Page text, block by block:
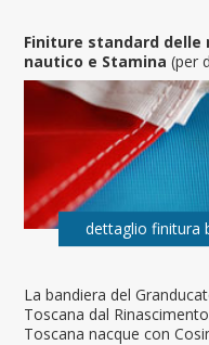
La bandiera del
Toscana dal
Toscana nacque con
Finiture standard delle
nautico e Stamina(per
dettaglio finitura